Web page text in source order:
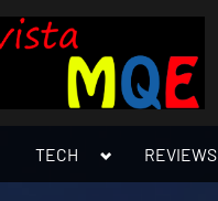
TECH
Toggle
menu
REVIEWS